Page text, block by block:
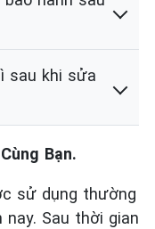
sau khi sửa
Bạn.
sử dụng thường
Sau thời gian